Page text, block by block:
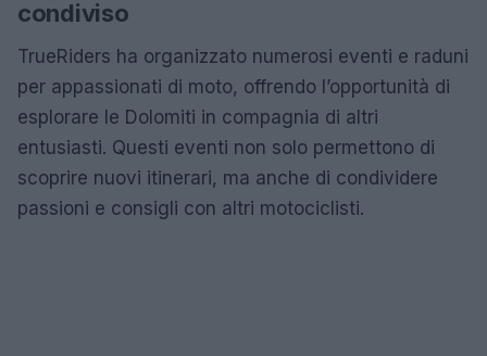
condiviso
TrueRiders ha organizzato numerosi eventi e raduni
per appassionati di moto, offrendo l’opportunità di
esplorare le Dolomiti in compagnia di altri
entusiasti. Questi eventi non solo permettono di
scoprire nuovi itinerari, ma anche di condividere
passioni e consigli con altri motociclisti.